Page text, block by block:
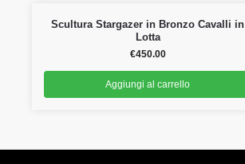
Scultura Stargazer in Bronzo Cavalli in
Lotta
€450.00
Aggiungi al carrello